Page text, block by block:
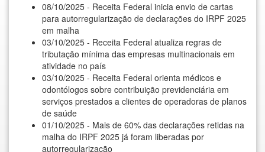
08/10/2025 - Receita Federal inicia envio de cartas
para autorregularização de declarações do IRPF 2025
em malha
03/10/2025 - Receita Federal atualiza regras de
tributação mínima das empresas multinacionais em
atividade no país
03/10/2025 - Receita Federal orienta médicos e
odontólogos sobre contribuição previdenciária em
serviços prestados a clientes de operadoras de planos
de saúde
01/10/2025 - Mais de 60% das declarações retidas na
malha do IRPF 2025 já foram liberadas por
autorregularização